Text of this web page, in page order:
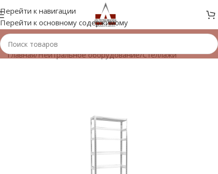
Перейти к навигации
Перейти к основному содержимому
Главная/Нейтральное оборудование/Стеллажи